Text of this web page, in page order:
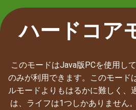
ハードコア
このモードはJava版PCを使用し
のみが利用できます。このモード
ルモードよりもはるかに難しく、
は、ライフは1つしかありません